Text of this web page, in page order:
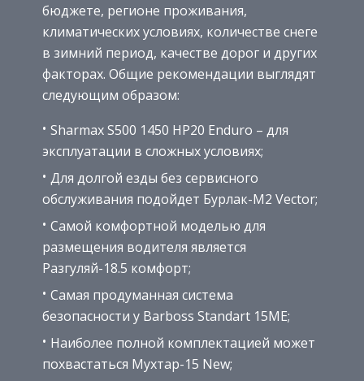
бюджете, регионе проживания,
климатических условиях, количестве снеге
в зимний период, качестве дорог и других
факторах. Общие рекомендации выглядят
следующим образом:
Sharmax S500 1450 HP20 Enduro – для
эксплуатации в сложных условиях;
Для долгой езды без сервисного
обслуживания подойдет Бурлак-М2 Vector;
Самой комфортной моделью для
размещения водителя является
Разгуляй-18.5 комфорт;
Самая продуманная система
безопасности у Barboss Standart 15ME;
Наиболее полной комплектацией может
похвастаться Мухтар-15 New;